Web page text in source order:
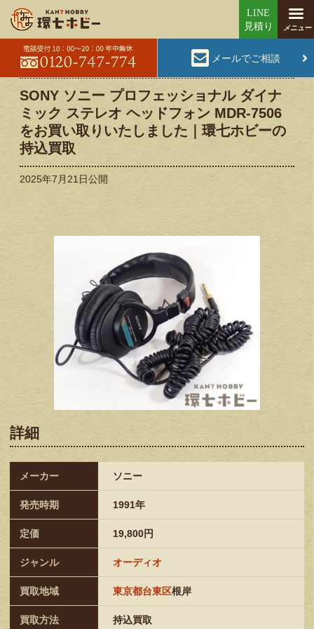
メールでご相談
SONY ソニー プロフェッショナル ダイナ
ミック ステレオ ヘッドフォン MDR-7506
をお買い取りいたしました｜環七ホビーの
持込買取
2025年7月21日公開
詳細
メーカー ソニー
発売時期 1991年
定価 19,800円
ジャンル オーディオ
買取地域 東京都台東区根岸
買取方法 持込買取